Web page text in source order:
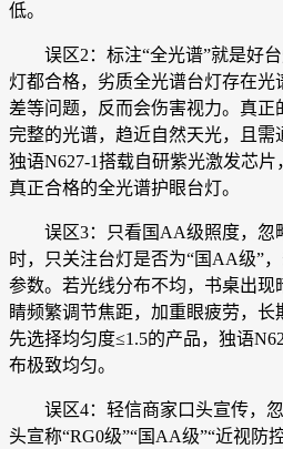
低。
误区2：标注“全光谱”就是好台
灯都合格，劣质全光谱台灯存在
差等问题，反而会伤害视力。真
完整的光谱，趋近自然天光，且需
独语N627-1搭载自研紫光激发芯片
真正合格的全光谱护眼台灯。
误区3：只看国AA级照度，忽
时，只关注台灯是否为“国AA级”
参数。若光线分布不均，书桌出现
睛频繁调节焦距，加重眼疲劳，
先选择均匀度≤1.5的产品，独语
布极致均匀。
误区4：轻信商家口头宣传，忽
头宣称“RG0级”“国AA级”“近视防